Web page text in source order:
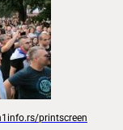
printscreen